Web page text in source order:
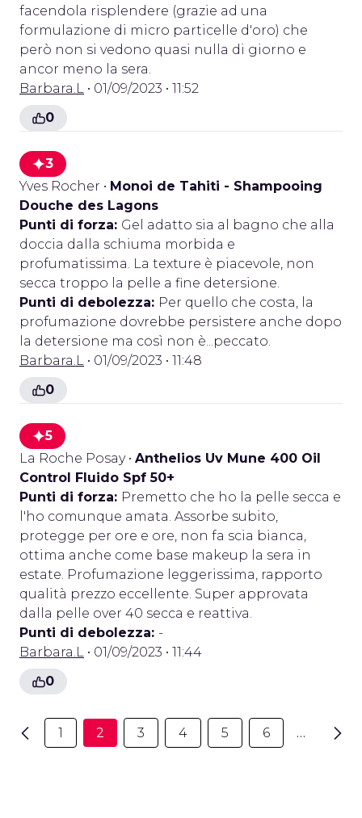
facendola risplendere (grazie ad una
formulazione di micro particelle d'oro) che
però non si vedono quasi nulla di giorno e
ancor meno la sera.
Barbara.L • 01/09/2023 • 11:52
0
3
Yves Rocher • Monoi de Tahiti - Shampooing
Douche des Lagons
Punti di forza: Gel adatto sia al bagno che alla
doccia dalla schiuma morbida e
profumatissima. La texture è piacevole, non
secca troppo la pelle a fine detersione.
Punti di debolezza: Per quello che costa, la
profumazione dovrebbe persistere anche dopo
la detersione ma così non è...peccato.
Barbara.L • 01/09/2023 • 11:48
0
5
La Roche Posay • Anthelios Uv Mune 400 Oil
Control Fluido Spf 50+
Punti di forza: Premetto che ho la pelle secca e
l'ho comunque amata. Assorbe subito,
protegge per ore e ore, non fa scia bianca,
ottima anche come base makeup la sera in
estate. Profumazione leggerissima, rapporto
qualità prezzo eccellente. Super approvata
dalla pelle over 40 secca e reattiva.
Punti di debolezza: -
Barbara.L • 01/09/2023 • 11:44
0
1 2 3 4 5 6 …